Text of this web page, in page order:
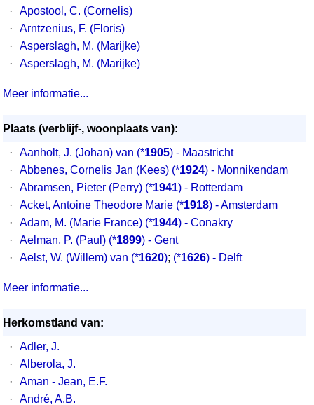
·
Apostool, C. (Cornelis)
·
Arntzenius, F. (Floris)
·
Asperslagh, M. (Marijke)
·
Asperslagh, M. (Marijke)
Meer informatie...
Plaats (verblijf-, woonplaats van):
·
Aanholt, J. (Johan) van (*1905) - Maastricht
·
Abbenes, Cornelis Jan (Kees) (*1924) - Monnikendam
·
Abramsen, Pieter (Perry) (*1941) - Rotterdam
·
Acket, Antoine Theodore Marie (*1918) - Amsterdam
·
Adam, M. (Marie France) (*1944) - Conakry
·
Aelman, P. (Paul) (*1899) - Gent
·
Aelst, W. (Willem) van (*1620); (*1626) - Delft
Meer informatie...
Herkomstland van:
·
Adler, J.
·
Alberola, J.
·
Aman - Jean, E.F.
·
André, A.B.